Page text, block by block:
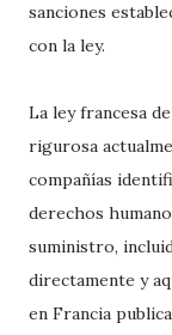
sanciones
con la ley.
La ley francesa
rigurosa
compañías
derechos
suministro,
directamente y
en Francia